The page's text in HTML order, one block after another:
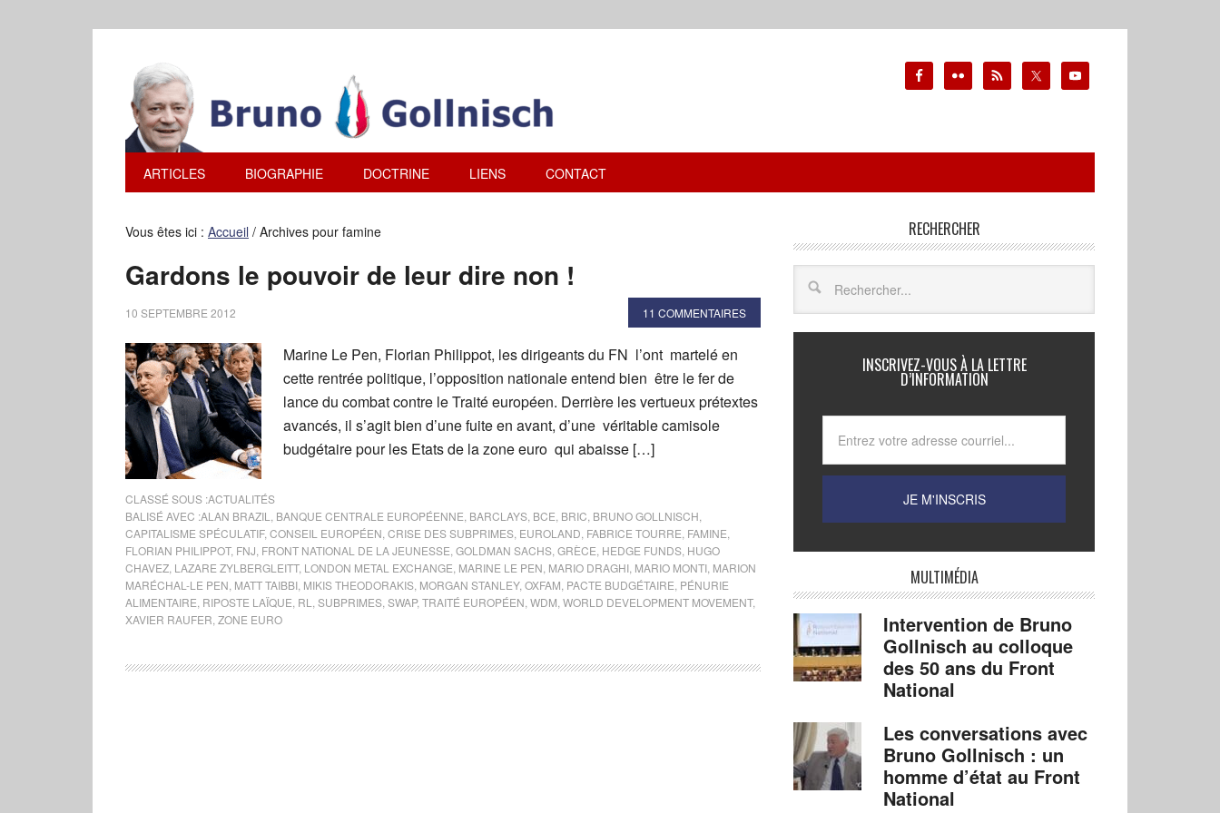
ARTICLES BIOGRAPHIE DOCTRINE LIENS CONTACT
Vous êtes ici : Accueil / Archives pour famine
Gardons le pouvoir de leur dire non !
10 SEPTEMBRE 2012 11 COMMENTAIRES
Marine Le Pen, Florian Philippot, les dirigeants du FN l’ont martelé en
cette rentrée politique, l’opposition nationale entend bien être le fer de
lance du combat contre le Traité européen. Derrière les vertueux prétextes
avancés, il s’agit bien d’une fuite en avant, d’une véritable camisole
budgétaire pour les Etats de la zone euro qui abaisse […]
CLASSÉ SOUS :ACTUALITÉS
BALISÉ AVEC :ALAN BRAZIL BANQUE CENTRALE EUROPÉENNE BARCLAYS BCE BRIC BRUNO GOLLNISCH
CAPITALISME SPÉCULATIF, CONSEIL EUROPÉEN CRISE DES SUBPRIMES EUROLAND FABRICE TOURRE FAMINE
FLORIAN PHILIPPOT, FNJ FRONT NATIONAL DE LA JEUNESSE GOLDMAN SACHS GRÈCE HEDGE FUNDS HUGO
CHAVEZ LAZARE ZYLBERGLEITT, LONDON METAL EXCHANGE MARINE LE PEN MARIO DRAGHI MARIO MONTI MARION
MARÉCHAL-LE PEN MATT TAIBBI MIKIS THEODORAKIS MORGAN STANLEY, OXFAM PACTE BUDGÉTAIRE PÉNURIE
ALIMENTAIRE RIPOSTE LAÏQUE RL SUBPRIMES SWAP, TRAITÉ EUROPÉEN WDM WORLD DEVELOPMENT MOVEMENT,
XAVIER RAUFER ZONE EURO
RECHERCHER
INSCRIVEZ-VOUS À LA LETTRE
D’INFORMATION
MULTIMÉDIA
Intervention de Bruno
Gollnisch au colloque
des 50 ans du Front
National
Les conversations avec
Bruno Gollnisch : un
homme d’état au Front
National